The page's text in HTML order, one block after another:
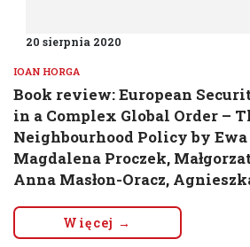
20 sierpnia 2020
IOAN HORGA
Book review: European
in a Complex Global Order –
Neighbourhood Policy by Ewa
Magdalena Proczek,
Anna Masłon-Oracz,
Więcej →